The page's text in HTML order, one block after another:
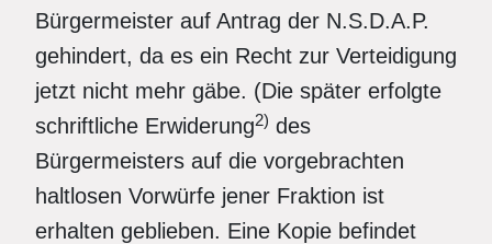
Bürgermeister auf Antrag der N.S.D.A.P.
gehindert, da es ein Recht zur Verteidigung
jetzt nicht mehr gäbe. (Die später erfolgte
schriftliche Erwiderung2) des
Bürgermeisters auf die vorgebrachten
haltlosen Vorwürfe jener Fraktion ist
erhalten geblieben. Eine Kopie befindet